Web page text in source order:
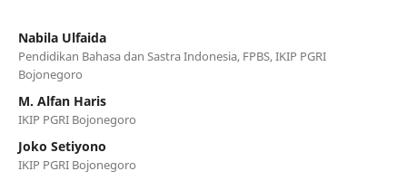
Nabila Ulfaida
Pendidikan Bahasa dan Sastra Indonesia, FPBS, IKIP PGRI
Bojonegoro
M. Alfan Haris
IKIP PGRI Bojonegoro
Joko Setiyono
IKIP PGRI Bojonegoro